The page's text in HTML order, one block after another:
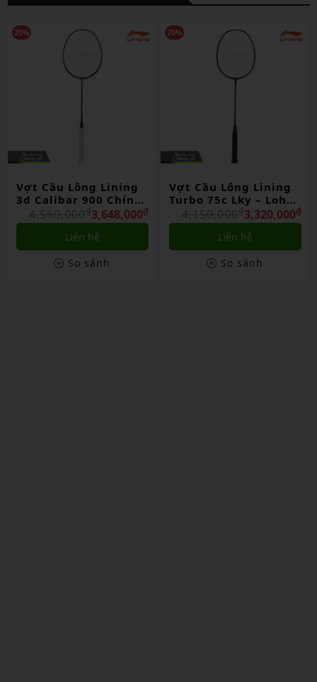
20%
Vợt Cầu Lông Lining
Turbo 75c Lky – Loh
Kean Yew Chính Hãng
3,320,000₫
4,150,000₫
Liên hệ
So sánh
20%
Vợt Cầu Lông Lining
Bladex 700 Chính
Hãng
3,600,000₫
4,500,000₫
Liên hệ
So sánh